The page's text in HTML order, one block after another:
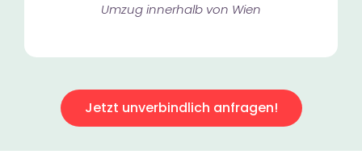
Umzug innerhalb von Wien​
Jetzt unverbindlich anfragen!